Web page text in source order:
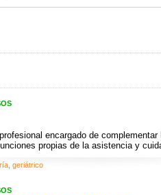
encargado de
propias de la asistencia y
geriátrico